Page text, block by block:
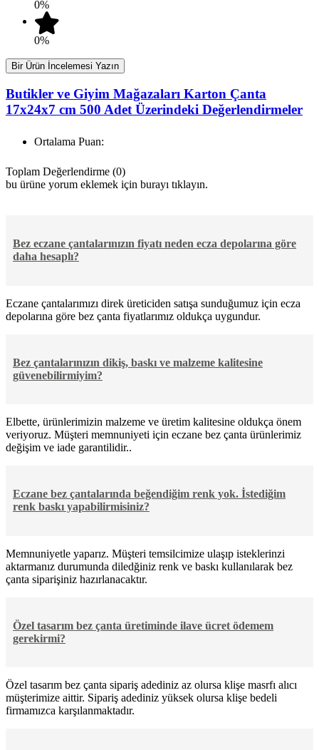
0%
0%
Bir Ürün İncelemesi Yazın
Butikler ve Giyim Mağazaları Karton Çanta
17x24x7 cm 500 Adet Üzerindeki Değerlendirmeler
Ortalama Puan:
Toplam Değerlendirme (0)
bu ürüne yorum eklemek için burayı tıklayın.
Bez eczane çantalarınızın fiyatı neden ecza depolarına göre
daha hesaplı?
Eczane çantalarımızı direk üreticiden satışa sunduğumuz için ecza
depolarına göre bez çanta fiyatlarımız oldukça uygundur.
Bez çantalarınızın dikiş, baskı ve malzeme kalitesine
güvenebilirmiyim?
Elbette, ürünlerimizin malzeme ve üretim kalitesine oldukça önem
veriyoruz. Müşteri memnuniyeti için eczane bez çanta ürünlerimiz
değişim ve iade garantilidir..
Eczane bez çantalarında beğendiğim renk yok. İstediğim
renk baskı yapabilirmisiniz?
Memnuniyetle yaparız. Müşteri temsilcimize ulaşıp isteklerinzi
aktarmanız durumunda diledğiniz renk ve baskı kullanılarak bez
çanta siparişiniz hazırlanacaktır.
Özel tasarım bez çanta üretiminde ilave ücret ödemem
gerekirmi?
Özel tasarım bez çanta sipariş adediniz az olursa klişe masrfı alıcı
müşterimize aittir. Sipariş adediniz yüksek olursa klişe bedeli
firmamızca karşılanmaktadır.